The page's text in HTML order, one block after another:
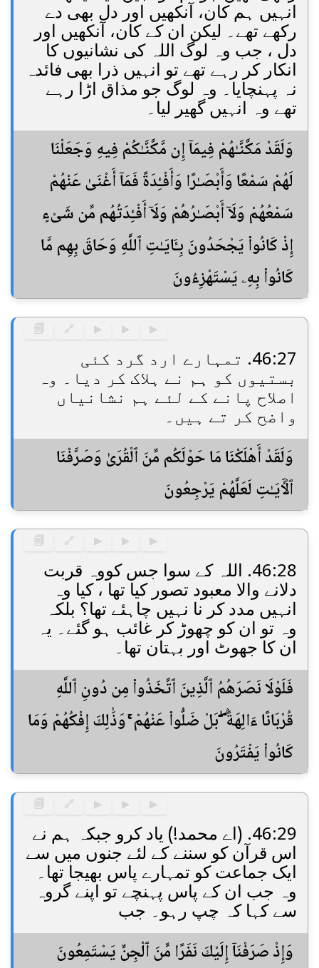
انہیں ہم کان، آنکھیں اور دل بھی دے
رکھے تھے۔ لیکن ان کے کان، آنکھیں اور
دل ، جب وہ لوگ اللہ کی نشانیوں کا
انکار کر رہے تھے تو انہیں ذرا بھی فائدہ
نہ پہنچایا۔ وہ لوگ جو مذاق اڑا رہے
تھے وہ انہیں گھیر لیا۔
وَلَقَدْ مَكَّنَّـٰهُمْ فِيمَآ إِن مَّكَّنَّـٰكُمْ فِيهِ وَجَعَلْنَا
لَهُمْ سَمْعًا وَأَبْصَـٰرًا وَأَفْـِٔدَةً فَمَآ أَغْنَىٰ عَنْهُمْ
سَمْعُهُمْ وَلَآ أَبْصَـٰرُهُمْ وَلَآ أَفْـِٔدَتُهُم مِّن شَىْءٍ
إِذْ كَانُوا۟ يَجْحَدُونَ بِـَٔايَـٰتِ ٱللَّهِ وَحَاقَ بِهِم مَّا
كَانُوا۟ بِهِۦ يَسْتَهْزِءُونَ
▶
▶
▶
🔗
🗐
46:27. تمہارے ارد گرد کئی
بستیوں کو ہم نے ہلاک کر دیا۔ وہ
اصلاح پانے کے لئے ہم نشانیاں
واضح کر تے ہیں۔
وَلَقَدْ أَهْلَكْنَا مَا حَوْلَكُم مِّنَ ٱلْقُرَىٰ وَصَرَّفْنَا
ٱلْـَٔايَـٰتِ لَعَلَّهُمْ يَرْجِعُونَ
▶
▶
▶
🔗
🗐
46:28. اللہ کے سوا جس کووہ قربت
دلانے والا معبود تصور کیا تھا ، کیا وہ
انہیں مدد کر نا نہیں چاہئے تھا؟ بلکہ
وہ تو ان کو چھوڑ کر غائب ہو گئے۔ یہ
ان کا جھوٹ اور بہتان تھا۔
فَلَوْلَا نَصَرَهُمُ ٱلَّذِينَ ٱتَّخَذُوا۟ مِن دُونِ ٱللَّهِ
قُرْبَانًا ءَالِهَةًۢ ۖ بَلْ ضَلُّوا۟ عَنْهُمْ ۚ وَذَٰلِكَ إِفْكُهُمْ وَمَا
كَانُوا۟ يَفْتَرُونَ
▶
▶
▶
🔗
🗐
46:29. (اے محمد!) یاد کرو جبکہ ہم نے
اس قرآن کو سننے کے لئے جنوں میں سے
ایک جماعت کو تمہارے پاس بھیجا تھا۔
وہ جب ان کے پاس پہنچے تو اپنے گروہ
سے کہا کہ چپ رہو۔ جب
وَإِذْ صَرَفْنَآ إِلَيْكَ نَفَرًا مِّنَ ٱلْجِنِّ يَسْتَمِعُونَ